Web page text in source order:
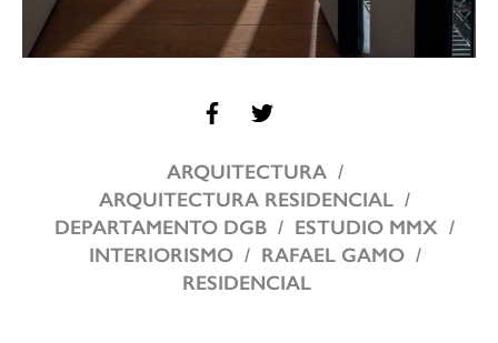
ARQUITECTURA
ARQUITECTURA RESIDENCIAL
DEPARTAMENTO DGB
ESTUDIO MMX
INTERIORISMO
RAFAEL GAMO
RESIDENCIAL